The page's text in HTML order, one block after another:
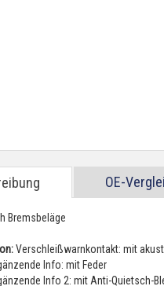
OE-
Bremsbeläge
Verschleißwarnkontakt: mit
Info: mit Feder
Info 2: mit Anti-Quietsch-